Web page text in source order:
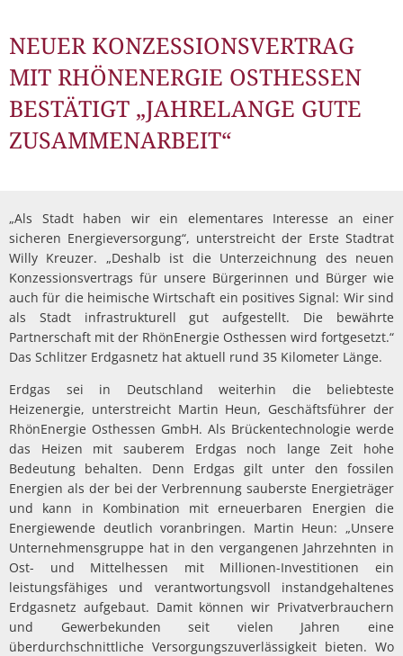
NEUER KONZESSIONSVERTRAG
MIT RHÖNENERGIE OSTHESSEN
BESTÄTIGT „JAHRELANGE GUTE
ZUSAMMENARBEIT“
„Als Stadt haben wir ein elementares Interesse an einer
sicheren Energieversorgung“, unterstreicht der Erste Stadtrat
Willy Kreuzer. „Deshalb ist die Unterzeichnung des neuen
Konzessionsvertrags für unsere Bürgerinnen und Bürger wie
auch für die heimische Wirtschaft ein positives Signal: Wir sind
als Stadt infrastrukturell gut aufgestellt. Die bewährte
Partnerschaft mit der RhönEnergie Osthessen wird fortgesetzt.“
Das Schlitzer Erdgasnetz hat aktuell rund 35 Kilometer Länge.
Erdgas sei in Deutschland weiterhin die beliebteste
Heizenergie, unterstreicht Martin Heun, Geschäftsführer der
RhönEnergie Osthessen GmbH. Als Brückentechnologie werde
das Heizen mit sauberem Erdgas noch lange Zeit hohe
Bedeutung behalten. Denn Erdgas gilt unter den fossilen
Energien als der bei der Verbrennung sauberste Energieträger
und kann in Kombination mit erneuerbaren Energien die
Energiewende deutlich voranbringen. Martin Heun: „Unsere
Unternehmensgruppe hat in den vergangenen Jahrzehnten in
Ost- und Mittelhessen mit Millionen-Investitionen ein
leistungsfähiges und verantwortungsvoll instandgehaltenes
Erdgasnetz aufgebaut. Damit können wir Privatverbrauchern
und Gewerbekunden seit vielen Jahren eine
überdurchschnittliche Versorgungszuverlässigkeit bieten. Wo